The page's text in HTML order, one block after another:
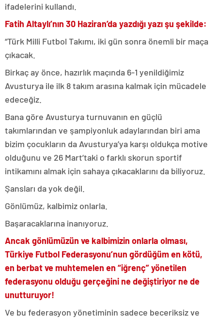
ifadelerini kullandı.
Fatih Altaylı’nın 30 Haziran’da yazdığı yazı şu şekilde:
“Türk Milli Futbol Takımı, iki gün sonra önemli bir maça
çıkacak.
Birkaç ay önce, hazırlık maçında 6-1 yenildiğimiz
Avusturya ile ilk 8 takım arasına kalmak için mücadele
edeceğiz.
Bana göre Avusturya turnuvanın en güçlü
takımlarından ve şampiyonluk adaylarından biri ama
bizim çocukların da Avusturya’ya karşı oldukça motive
olduğunu ve 26 Mart’taki o farklı skorun sportif
intikamını almak için sahaya çıkacaklarını da biliyoruz.
Şansları da yok değil.
Gönlümüz, kalbimiz onlarla.
Başaracaklarına inanıyoruz.
Ancak gönlümüzün ve kalbimizin onlarla olması,
Türkiye Futbol Federasyonu’nun gördüğüm en kötü,
en berbat ve muhtemelen en “iğrenç” yönetilen
federasyonu olduğu gerçeğini ne değiştiriyor ne de
unutturuyor!
Ve bu federasyon yönetiminin sadece beceriksiz ve